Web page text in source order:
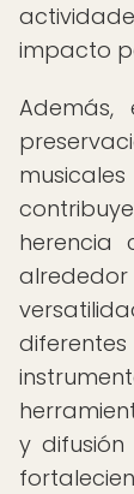
impacto
herencia
y